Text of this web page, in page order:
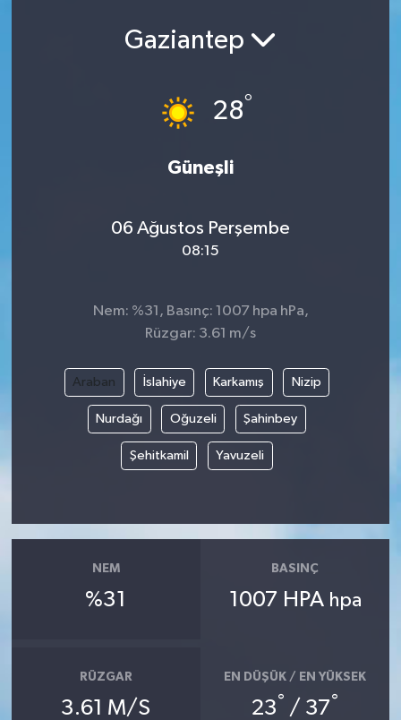
Gaziantep
28°
Güneşli
06 Ağustos Perşembe
08:15
Nem: %31, Basınç: 1007 hpa hPa,
Rüzgar: 3.61 m/s
Araban İslahiye Karkamış Nizip
Nurdağı Oğuzeli Şahinbey
Şehitkamil Yavuzeli
NEM
%31
BASINÇ
1007 HPA hpa
RÜZGAR
3.61 M/S
EN DÜŞÜK / EN YÜKSEK
23° / 37°